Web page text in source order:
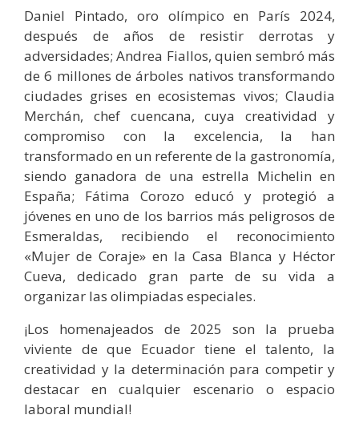
Daniel Pintado, oro olímpico en París 2024,
después de años de resistir derrotas y
adversidades; Andrea Fiallos, quien sembró más
de 6 millones de árboles nativos transformando
ciudades grises en ecosistemas vivos; Claudia
Merchán, chef cuencana, cuya creatividad y
compromiso con la excelencia, la han
transformado en un referente de la gastronomía,
siendo ganadora de una estrella Michelin en
España; Fátima Corozo educó y protegió a
jóvenes en uno de los barrios más peligrosos de
Esmeraldas, recibiendo el reconocimiento
«Mujer de Coraje» en la Casa Blanca y Héctor
Cueva, dedicado gran parte de su vida a
organizar las olimpiadas especiales.
¡Los homenajeados de 2025 son la prueba
viviente de que Ecuador tiene el talento, la
creatividad y la determinación para competir y
destacar en cualquier escenario o espacio
laboral mundial!